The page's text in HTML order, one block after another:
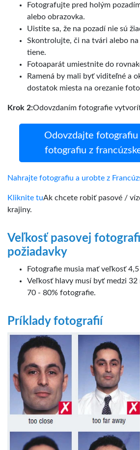
Fotografujte pred holým
alebo obrazovka.
Uistite sa, že na pozadí nie sú
Skontrolujte, či na tvári alebo na
tiene.
Fotoaparát umiestnite do
Ramená by mali byť viditeľné a
dostatok miesta na orezanie
Krok 2:Odovzdaním fotografie
Odovzdajte fotografiu
fotografiu z
Nahrajte fotografiu a urobte z
Kliknite tuAk chcete robiť pasové /
krajiny.
Veľkosť pasovej
požiadavky
Fotografie musia mať veľkosť
Veľkosť hlavy musí byť medzi 32
70 - 80% fotografie.
Príklady fotografií